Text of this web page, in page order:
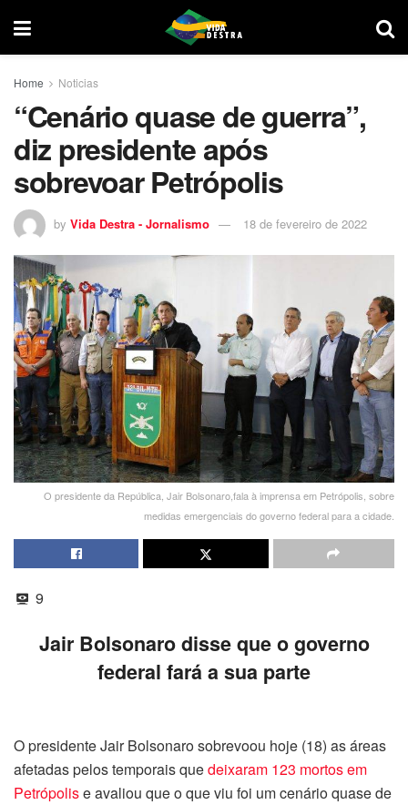
Home Noticias
“Cenário quase de guerra”,
diz presidente após
sobrevoar Petrópolis
by Vida Destra - Jornalismo 18 de fevereiro de 2022
O presidente da República, Jair Bolsonaro,fala à imprensa em Petrópolis, sobre
medidas emergenciais do governo federal para a cidade.
9
Jair Bolsonaro disse que o governo
federal fará a sua parte
O presidente Jair Bolsonaro sobrevoou hoje (18) as áreas
afetadas pelos temporais quedeixaram 123 mortos em
Petrópolise avaliou que o que viu foi um cenário quase de